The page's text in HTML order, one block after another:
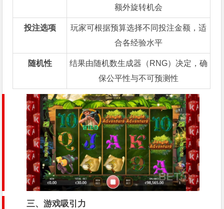
额外旋转机会
投注选项
玩家可根据预算选择不同投注金额，适
合各经验水平
随机性
结果由随机数生成器（RNG）决定，确
保公平性与不可预测性
三、游戏吸引力